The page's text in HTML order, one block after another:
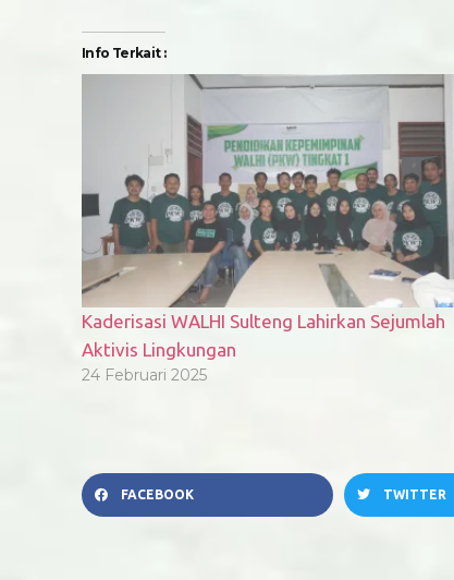
Info Terkait :
Kaderisasi WALHI Sulteng Lahirkan Sejumlah
Aktivis Lingkungan
24 Februari 2025
FACEBOOK TWITTER